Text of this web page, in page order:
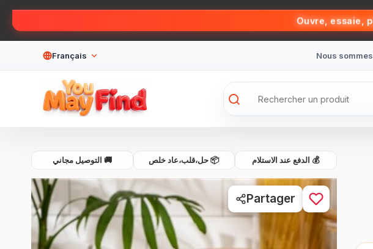
Français Nous sommes
🚚 التوصيل مجاني 📦 حل،قلب،عاد خلص 💰 الدفع عند الاستلام
Partager